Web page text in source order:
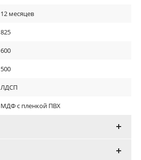
12 месяцев
825
600
500
ЛДСП
МДФ с пленкой ПВХ